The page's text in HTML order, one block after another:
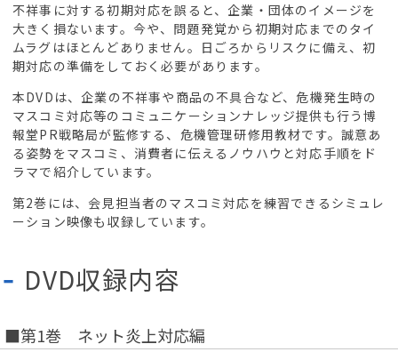
不祥事に対する初期対応を誤ると、企業・団体のイメージを
大きく損ないます。今や、問題発覚から初期対応までのタイ
ムラグはほとんどありません。日ごろからリスクに備え、初
期対応の準備をしておく必要があります。
本DVDは、企業の不祥事や商品の不具合など、危機発生時の
マスコミ対応等のコミュニケーションナレッジ提供も行う博
報堂PR戦略局が監修する、危機管理研修用教材です。誠意あ
る姿勢をマスコミ、消費者に伝えるノウハウと対応手順をド
ラマで紹介しています。
第2巻には、会見担当者のマスコミ対応を練習できるシミュレ
ーション映像も収録しています。
DVD収録内容
■第1巻 ネット炎上対応編